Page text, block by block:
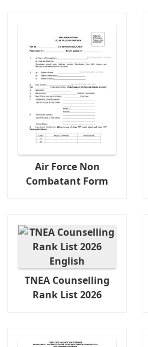
Air Force Non
Combatant Form
TNEA Counselling
Rank List 2026